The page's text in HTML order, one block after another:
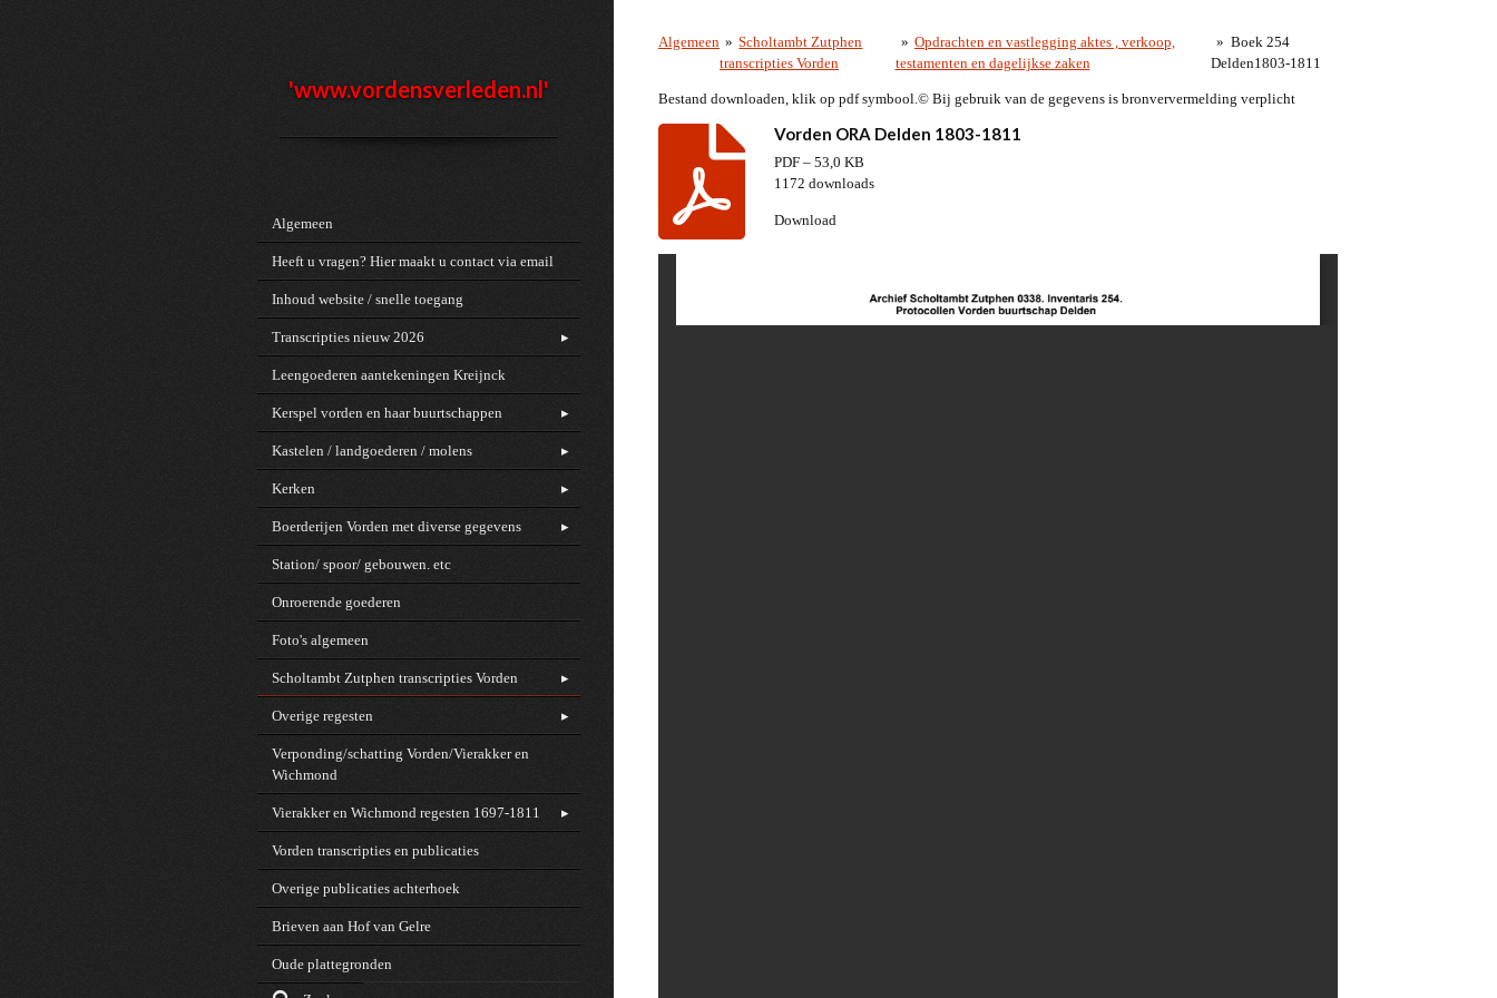
Algemeen » Scholtambt Zutphen
transcripties Vorden
» Opdrachten en vastlegging aktes , verkoop,
testamenten en dagelijkse zaken
» Boek 254
Delden1803-1811
Bestand downloaden, klik op pdf symbool.© Bij gebruik van de gegevens is bronververmelding verplicht
Vorden ORA Delden 1803-1811
PDF – 53,0 KB
1172 downloads
Download
'www.vordensverleden.nl'
Algemeen
Heeft u vragen? Hier maakt u contact via email
Inhoud website / snelle toegang
Transcripties nieuw 2026
Leengoederen aantekeningen Kreijnck
Kerspel vorden en haar buurtschappen
Kastelen / landgoederen / molens
Kerken
Boerderijen Vorden met diverse gegevens
Station/ spoor/ gebouwen. etc
Onroerende goederen
Foto's algemeen
Scholtambt Zutphen transcripties Vorden
Overige regesten
Verponding/schatting Vorden/Vierakker en
Wichmond
Vierakker en Wichmond regesten 1697-1811
Vorden transcripties en publicaties
Overige publicaties achterhoek
Brieven aan Hof van Gelre
Oude plattegronden